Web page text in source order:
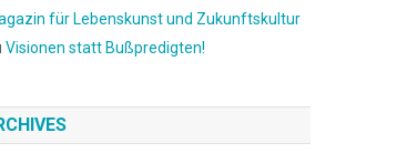
für Lebenskunst und Zukunftskultur
Visionen statt Bußpredigten!